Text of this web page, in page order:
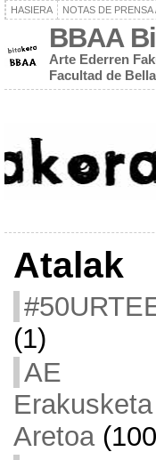
HASIERA NOTAS DE
BBAA
Arte Ederren
Facultad de
Atalak
(1)
AE
Erakusketa
Aretoa